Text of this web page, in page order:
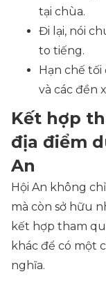
tại chùa.
Đi lại, nói
to tiếng.
Hạn chế
và các đền
Kết hợp
địa điểm
An
Hội An không
mà còn sở hữu
kết hợp tham
khác để có một
nghĩa.